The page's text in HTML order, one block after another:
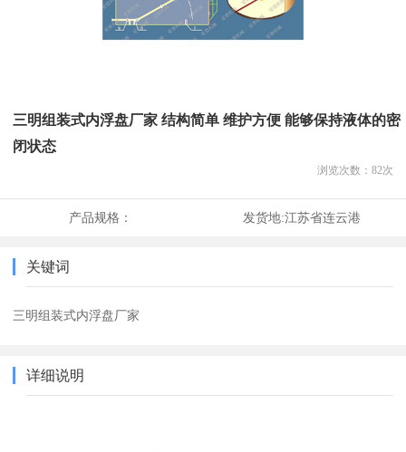
三明组装式内浮盘厂家 结构简单 维护方便 能够保持液体的密
闭状态
浏览次数： 82次
产品规格： 发货地:江苏省连云港
关键词
三明组装式内浮盘厂家
详细说明